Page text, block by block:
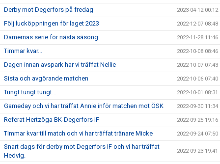
Derby mot Degerfors på fredag 2023-04-12 00:12
Följ lucköppningen för laget 2023 2022-12-07 08:48
Damernas serie för nästa säsong 2022-11-28 11:46
Timmar kvar... 2022-10-08 08:46
Dagen innan avspark har vi träffat Nellie 2022-10-07 07:43
Sista och avgörande matchen 2022-10-06 07:40
Tungt tungt tungt... 2022-10-01 08:31
Gameday och vi har träffat Annie inför matchen mot ÖSK 2022-09-30 11:34
Referat Hertzöga BK-Degerfors IF 2022-09-25 19:16
Timmar kvar till match och vi har träffat tränare Micke 2022-09-24 07:50
Snart dags för derby mot Degerfors IF och vi har träffat
Hedvig.
2022-09-23 19:41